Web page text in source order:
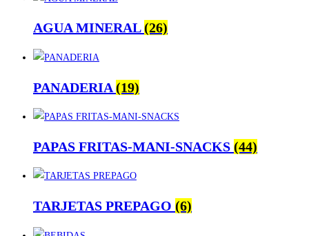
AGUA MINERAL(26)
PANADERIA(19)
PAPAS FRITAS-MANI-SNACKS (44)
TARJETAS PREPAGO (6)